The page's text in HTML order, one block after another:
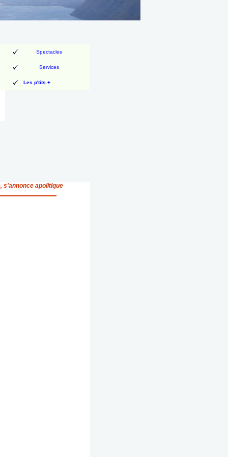
Spectacles
Services
Les p'tits +
s'annonce apolitique